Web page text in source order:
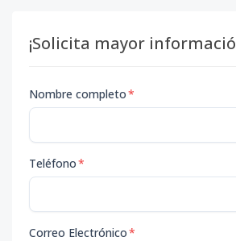
¡Solicita mayor
Nombre completo*
Teléfono*
Correo Electrónico*